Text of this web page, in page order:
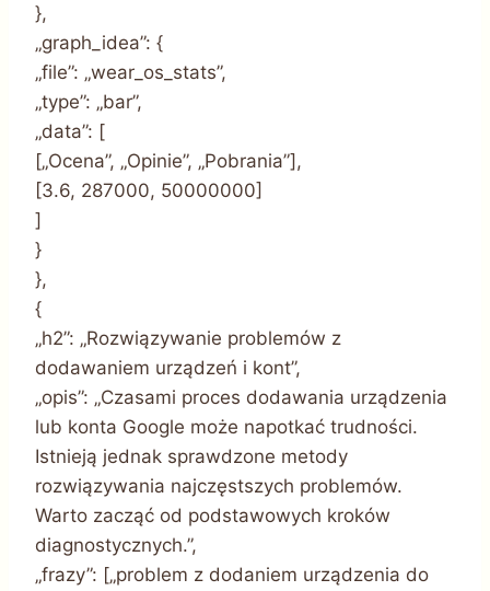
},
„graph_idea”: {
„file”: „wear_os_stats”,
„type”: „bar”,
„data”: [
[„Ocena”, „Opinie”, „Pobrania”],
[3.6, 287000, 50000000]
]
}
},
{
„h2”: „Rozwiązywanie problemów z
dodawaniem urządzeń i kont”,
„opis”: „Czasami proces dodawania urządzenia
lub konta Google może napotkać trudności.
Istnieją jednak sprawdzone metody
rozwiązywania najczęstszych problemów.
Warto zacząć od podstawowych kroków
diagnostycznych.”,
„frazy”: [„problem z dodaniem urządzenia do